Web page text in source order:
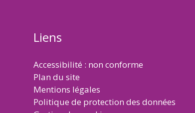
Liens
Accessibilité : non conforme
Plan du site
Mentions légales
Politique de protection des données